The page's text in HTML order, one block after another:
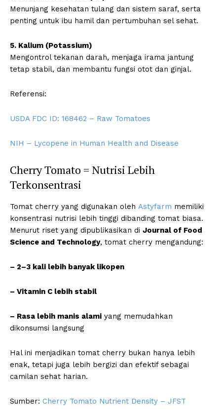
Menunjang kesehatan tulang dan sistem saraf, serta
penting untuk ibu hamil dan pertumbuhan sel sehat.
5. Kalium (Potassium)
Mengontrol tekanan darah, menjaga irama jantung
tetap stabil, dan membantu fungsi otot dan ginjal.
Referensi:
USDA FDC ID: 168462 – Raw Tomatoes
NIH – Lycopene in Human Health and Disease
Cherry Tomato = Nutrisi Lebih
Terkonsentrasi
Tomat cherry yang digunakan oleh Astyfarm memiliki
konsentrasi nutrisi lebih tinggi dibanding tomat biasa.
Menurut riset yang dipublikasikan di Journal of Food
Science and Technology, tomat cherry mengandung:
– 2–3 kali lebih banyak likopen
– Vitamin C lebih stabil
– Rasa lebih manis alami yang memudahkan
dikonsumsi langsung
Hal ini menjadikan tomat cherry bukan hanya lebih
enak, tetapi juga lebih bergizi dan efektif sebagai
camilan sehat harian.
Sumber: Cherry Tomato Nutrient Density – JFST